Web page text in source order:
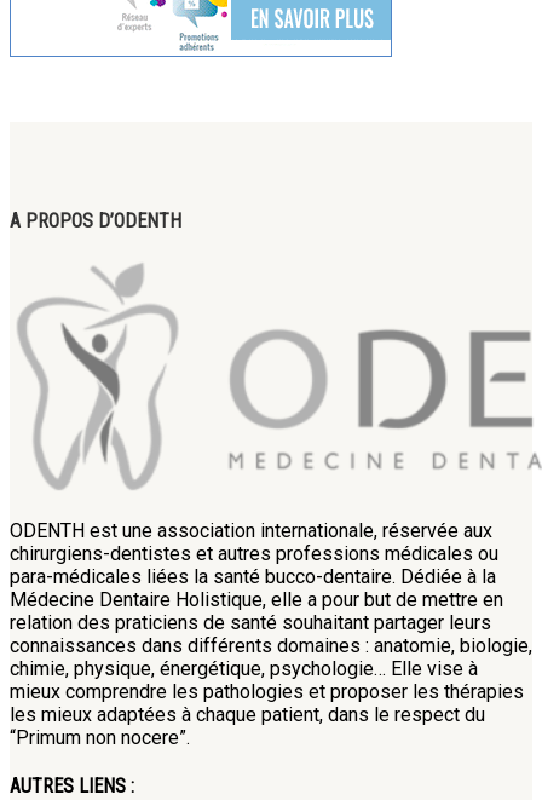
A PROPOS D’ODENTH
ODENTH est une association internationale, réservée aux
chirurgiens-dentistes et autres professions médicales ou
para-médicales liées la santé bucco-dentaire. Dédiée à la
Médecine Dentaire Holistique, elle a pour but de mettre en
relation des praticiens de santé souhaitant partager leurs
connaissances dans différents domaines : anatomie, biologie,
chimie, physique, énergétique, psychologie… Elle vise à
mieux comprendre les pathologies et proposer les thérapies
les mieux adaptées à chaque patient, dans le respect du
“Primum non nocere”.
AUTRES LIENS :